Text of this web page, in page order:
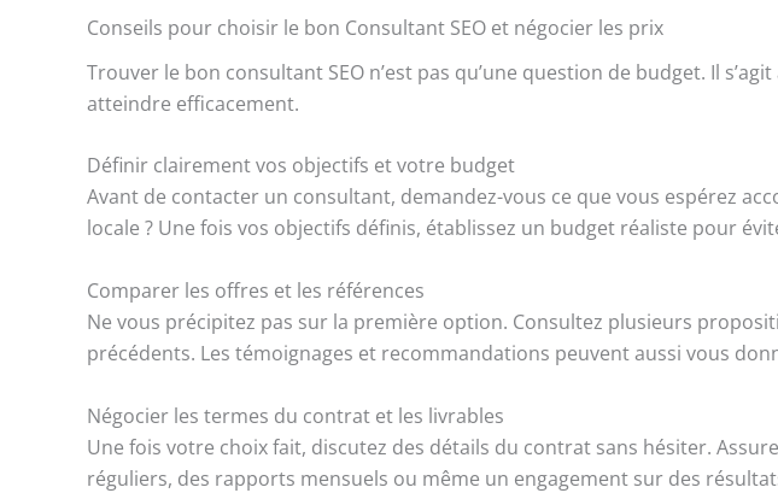
Conseils pour choisir le bon Consultant SEO et négocier les prix
Trouver le bon consultant SEO n’est pas qu’une question de budget. Il
atteindre efficacement.
Définir clairement vos objectifs et votre budget
Avant de contacter un consultant, demandez-vous ce que vous espérez
locale ? Une fois vos objectifs définis, établissez un budget réaliste pour
Comparer les offres et les références
Ne vous précipitez pas sur la première option. Consultez plusieurs
précédents. Les témoignages et recommandations peuvent aussi vous
Négocier les termes du contrat et les livrables
Une fois votre choix fait, discutez des détails du contrat sans hésiter.
réguliers, des rapports mensuels ou même un engagement sur des